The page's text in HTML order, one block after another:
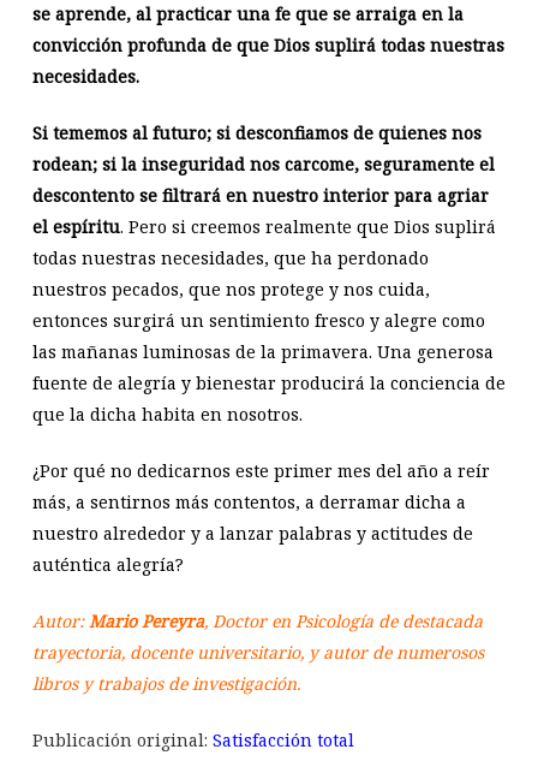
se aprende, al practicar una fe que se arraiga en la
convicción profunda de que Dios suplirá todas nuestras
necesidades.
Si tememos al futuro; si desconfiamos de quienes nos
rodean; si la inseguridad nos carcome, seguramente el
descontento se filtrará en nuestro interior para agriar
el espíritu. Pero si creemos realmente que Dios suplirá
todas nuestras necesidades, que ha perdonado
nuestros pecados, que nos protege y nos cuida,
entonces surgirá un sentimiento fresco y alegre como
las mañanas luminosas de la primavera. Una generosa
fuente de alegría y bienestar producirá la conciencia de
que la dicha habita en nosotros.
¿Por qué no dedicarnos este primer mes del año a reír
más, a sentirnos más contentos, a derramar dicha a
nuestro alrededor y a lanzar palabras y actitudes de
auténtica alegría?
Autor:Mario Pereyra, Doctor en Psicología de destacada
trayectoria, docente universitario, y autor de numerosos
libros y trabajos de investigación.
Publicación original: Satisfacción total